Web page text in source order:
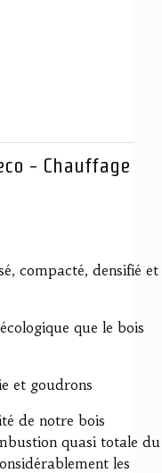
- Chauffage
compacté, densifié et
que le bois
et goudrons
de notre bois
quasi totale du
les